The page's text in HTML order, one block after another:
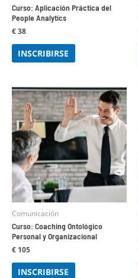
Curso: Aplicación Práctica del
People Analytics
€38
INSCRIBIRSE
Comunicación
Curso: Coaching Ontológico
Personal y Organizacional
€ 105
INSCRIBIRSE